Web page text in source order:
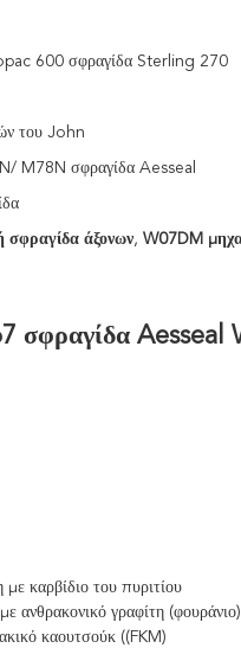
600 σφραγίδα Sterling 270
του John
M78N σφραγίδα Aesseal
σφραγίδα άξονων, W07DM
σφραγίδα
καρβίδιο του πυριτίου
ανθρακονικό γραφίτη
καουτσούκ ((FKM)